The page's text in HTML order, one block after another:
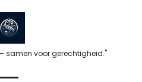
samen voor gerechtigheid."